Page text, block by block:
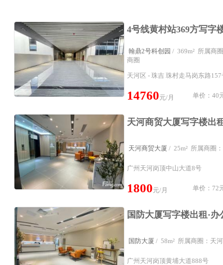
翰鼎2号科创园 / 369m² 所属商
商圈
天河区 - 珠吉 珠村走马岗东路157
14760元/月 单价：40
天河商贸大厦 / 25m² 所属商圈
广州天河岗顶中山大道8号
1800元/月 单价：72
国防大厦 / 58m² 所属商圈：天
广州天河岗顶黄埔大道888号